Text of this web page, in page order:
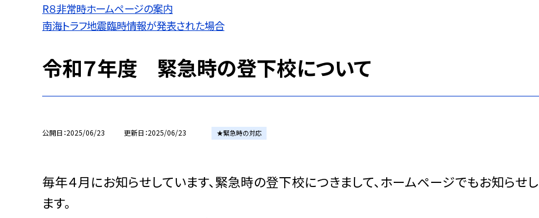
R８非常時ホームページの案内
南海トラフ地震臨時情報が発表された場合
令和７年度 緊急時の登下校について
公開日 2025/06/23 更新日 2025/06/23 ★緊急時の対応
毎年４月にお知らせしています、緊急時の登下校につきまして、ホームページでもお知らせし
ます。